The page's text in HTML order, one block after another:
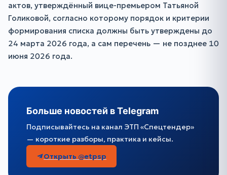
актов, утверждённый вице-премьером Татьяной
Голиковой, согласно которому порядок и критерии
формирования списка должны быть утверждены до
24 марта 2026 года, а сам перечень — не позднее 10
июня 2026 года.
Больше новостей в Telegram
Подписывайтесь на канал ЭТП «Спецтендер»
— короткие разборы, практика и кейсы.
Открыть @etpsp